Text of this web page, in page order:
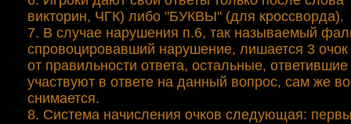
викторин, ЧГК) либо "БУКВЫ" (для кроссворда).
7. В случае нарушения п.6, так называемый
спровоцировавший нарушение, лишается 3 очок
от правильности ответа, остальные,
участвуют в ответе на данный вопрос, сам же
снимается.
8. Система начисления очков следующая: